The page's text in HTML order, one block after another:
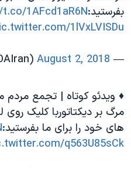
بفرستيد:1AFcd1aR6N
1lVxLVISDu
— VOA Farsi (@VOAIran)
August 2, 2018
♦️ ویدئو کوتاه | تجمع
مرگ بر دیکتاتوربا کلیک
هاى خود را براى ما بفرستيد:
q563U85sCk